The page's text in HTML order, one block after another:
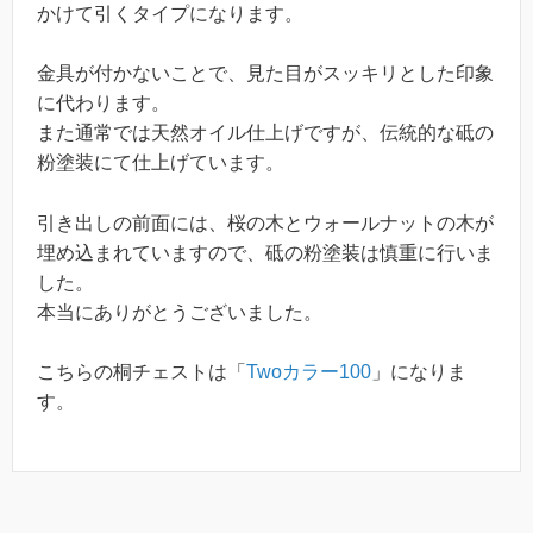
かけて引くタイプになります。
金具が付かないことで、見た目がスッキリとした印象
に代わります。
また通常では天然オイル仕上げですが、伝統的な砥の
粉塗装にて仕上げています。
引き出しの前面には、桜の木とウォールナットの木が
埋め込まれていますので、砥の粉塗装は慎重に行いま
した。
本当にありがとうございました。
こちらの桐チェストは「 Twoカラー100 」になりま
す。